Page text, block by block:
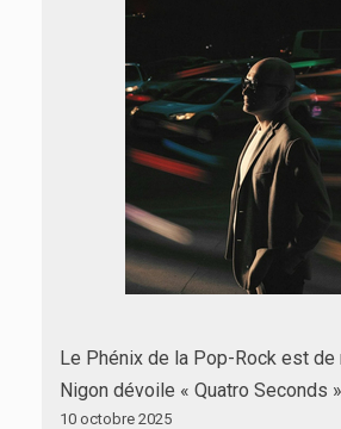
Le Phénix de la Pop-Rock est de
Nigon dévoile « Quatro Seconds »
10 octobre 2025